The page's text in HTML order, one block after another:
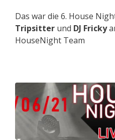
Das war die 6. House
Tripsitter und DJ Fricky
HouseNight Team